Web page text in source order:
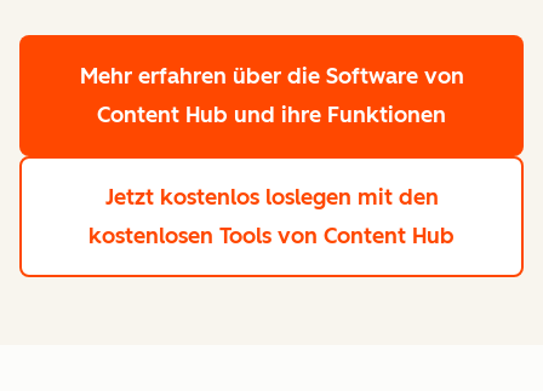
Mehr erfahren über die Software von
Content Hub und ihre Funktionen
Jetzt kostenlos loslegen mit den
kostenlosen Tools von Content Hub